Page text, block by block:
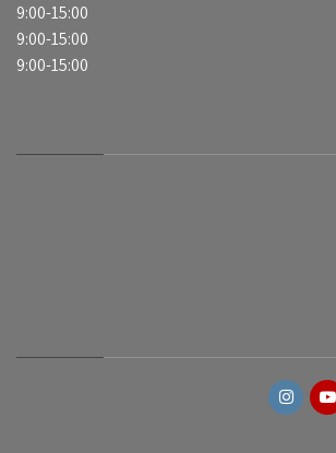
9:00-15:00
9:00-15:00
9:00-15:00